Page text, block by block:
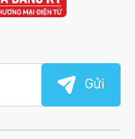
giao nhận,
Gửi